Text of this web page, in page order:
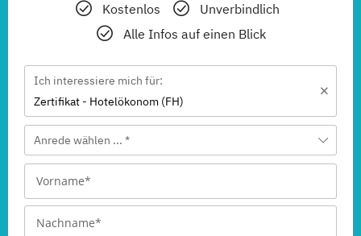
Kostenlos
Unverbindlich
Alle Infos auf einen Blick
Ich interessiere mich für:
Zertifikat - Hotelökonom (FH)
Anrede wählen ... *